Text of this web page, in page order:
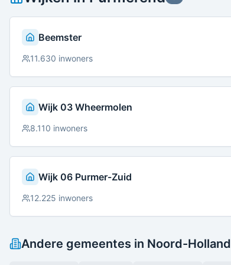
Beemster
11.630 inwoners
Wijk 03 Wheermolen
8.110 inwoners
Wijk 06 Purmer-Zuid
12.225 inwoners
Andere gemeentes in Noord-Holland